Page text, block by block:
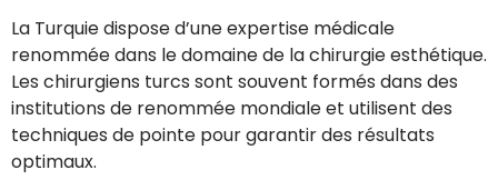
La Turquie dispose d’une expertise médicale
renommée dans le domaine de la chirurgie esthétique.
Les chirurgiens turcs sont souvent formés dans des
institutions de renommée mondiale et utilisent des
techniques de pointe pour garantir des résultats
optimaux.